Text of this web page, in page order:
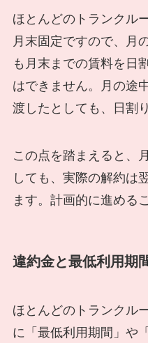
ほとんどのトランクル
月末固定ですので、月
も月末までの賃料を日
はできません。月の途
渡したとしても、日割
この点を踏まえると、
しても、実際の解約は
ます。計画的に進める
違約金と最低利用期
ほとんどのトランクル
に「最低利用期間」や